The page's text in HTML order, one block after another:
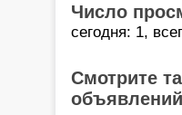
Число
сегодня: 1,
Смотрите